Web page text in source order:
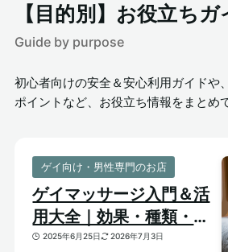
【目的別】お役立ちガ
Guide by purpose
初心者向けの安全＆安心利用ガイドや
ポイントなど、お役立ち情報をまとめ
ゲイ向け・男性専門のお店
ゲイマッサージ入門＆活
用大全｜効果・種類・選
び方がわかる体験ガイド
2025年6月25日 2026年7月3日